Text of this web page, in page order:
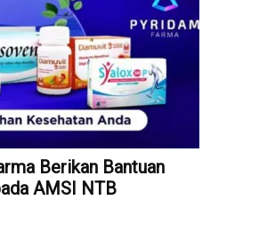
Berikan Bantuan
AMSI NTB